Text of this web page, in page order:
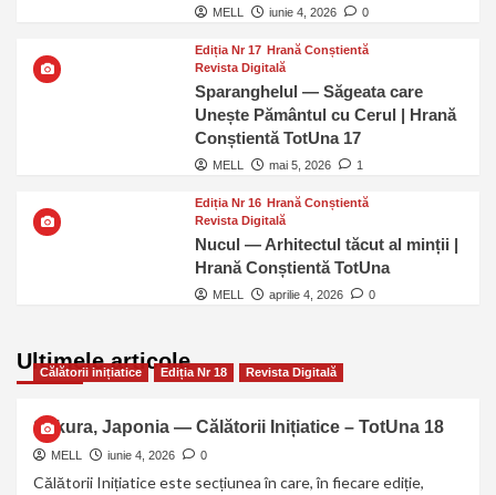
MELL iunie 4, 2026 0
Ediția Nr 17 Hrană Conștientă
Revista Digitală
Sparanghelul — Săgeata care
Unește Pământul cu Cerul | Hrană
Conștientă TotUna 17
MELL mai 5, 2026 1
Ediția Nr 16 Hrană Conștientă
Revista Digitală
Nucul — Arhitectul tăcut al minții |
Hrană Conștientă TotUna
MELL aprilie 4, 2026 0
Ultimele articole
Călătorii inițiatice Ediția Nr 18 Revista Digitală
Sakura, Japonia — Călătorii Inițiatice – TotUna 18
MELL iunie 4, 2026 0
Călătorii Inițiatice este secțiunea în care, în fiecare ediție,